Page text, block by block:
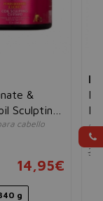
&
Sculpting
cabello
14,95€
g